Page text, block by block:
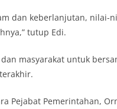
dan keberlanjutan, nilai-
tutup Edi.
masyarakat untuk
Pejabat Pemerintahan,